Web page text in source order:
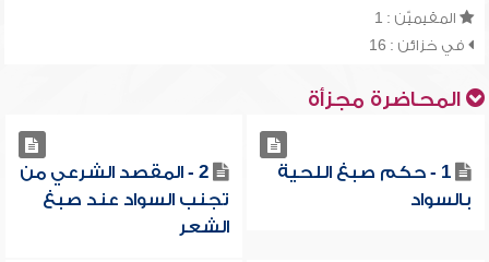
المقيميّن : 1
في خزائن : 16
المحاضرة مجزأة
1 - حكم صبغ اللحية
بالسواد
2 - المقصد الشرعي من
تجنب السواد عند صبغ
الشعر